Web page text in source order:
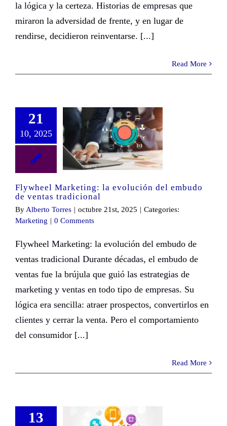
la lógica y la certeza. Historias de empresas que
miraron la adversidad de frente, y en lugar de
rendirse, decidieron reinventarse. [...]
Read More
21
10, 2025
Flywheel Marketing: la evolución del embudo
de ventas tradicional
By Alberto Torres | octubre 21st, 2025 | Categories:
Marketing | 0 Comments
Flywheel Marketing: la evolución del embudo de
ventas tradicional Durante décadas, el embudo de
ventas fue la brújula que guió las estrategias de
marketing y ventas en todo tipo de empresas. Su
lógica era sencilla: atraer prospectos, convertirlos en
clientes y cerrar la venta. Pero el comportamiento
del consumidor [...]
Read More
13